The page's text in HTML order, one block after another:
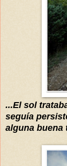
...El sol
seguía
alguna buena